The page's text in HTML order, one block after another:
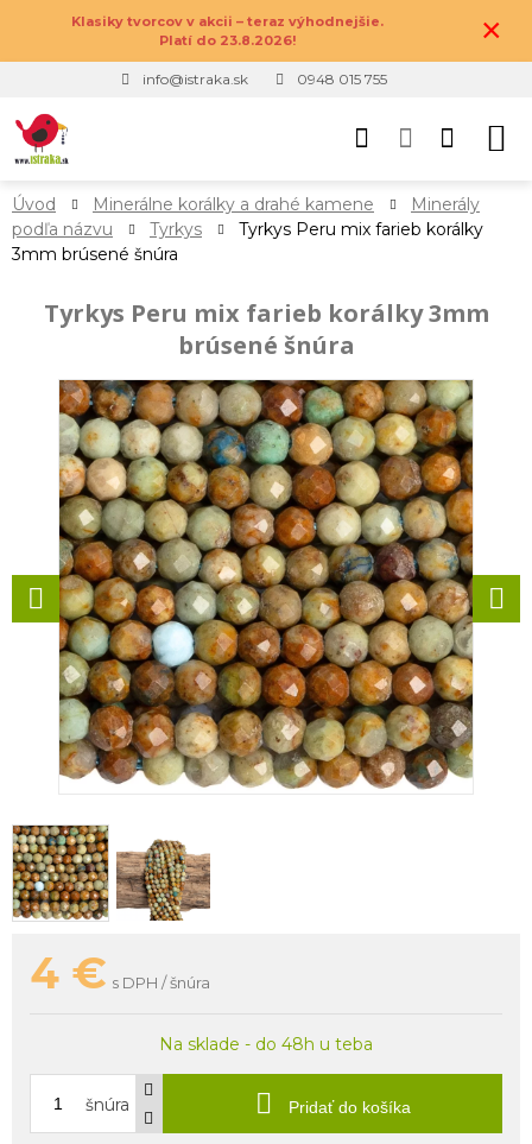
Klasiky tvorcov v akcii – teraz výhodnejšie.
Platí do 23.8.2026!
×
info@istraka.sk 0948 015 755
Úvod Minerálne korálky a drahé kamene
Minerály
podľa názvu
Tyrkys
Tyrkys Peru mix farieb korálky
3mm brúsené šnúra
Tyrkys Peru mix farieb korálky 3mm
brúsené šnúra
4 € s DPH / šnúra
Na sklade - do 48h u teba
šnúra Pridať do košíka